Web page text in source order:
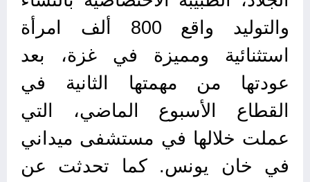
والتوليد واقع 800 ألف امرأة
استثنائية ومميزة في غزة، بعد
عودتها من مهمتها الثانية في
القطاع الأسبوع الماضي، التي
عملت خلالها في مستشفى ميداني
في خان يونس. كما تحدثت عن